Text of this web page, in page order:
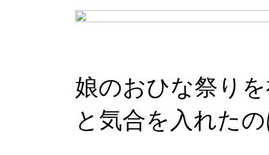
娘のおひな祭り
と気合を入れた